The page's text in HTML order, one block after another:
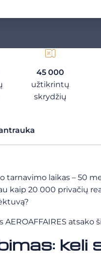
45 000
užtikrintų
skrydžių
tarnavimo laikas – 50
kaip 20 000 privačių
keli